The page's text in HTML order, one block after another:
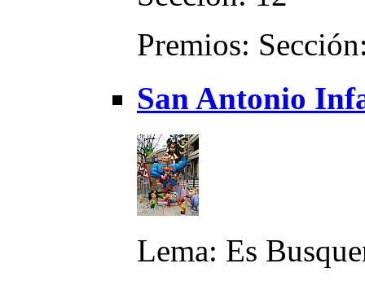
Premios:
San Antonio
Lema: Es